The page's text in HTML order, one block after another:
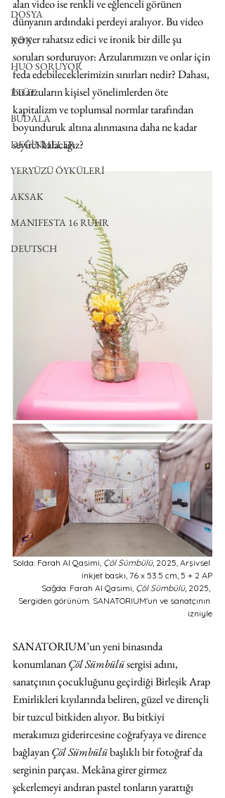
DOSYA
KÖK
HUO SORUYOR
ETÜT
BUDALA
DEĞİNMELER
YERYÜZÜ ÖYKÜLERİ
AKSAK
MANIFESTA 16 RUHR
DEUTSCH
alan video ise renkli ve eğlenceli görünen
dünyanın ardındaki perdeyi aralıyor. Bu video
yer yer rahatsız edici ve ironik bir dille şu
soruları sorduruyor: Arzularımızın ve onlar için
feda edebileceklerimizin sınırları nedir? Dahası,
bu arzuların kişisel yönelimlerden öte
kapitalizm ve toplumsal normlar tarafından
boyunduruk altına alınmasına daha ne kadar
seyirci kalacağız?
Solda: Farah Al Qasimi, Çöl Sümbülü, 2025, Arşivsel
inkjet baskı, 76 x 53.5 cm, 5 + 2 AP
Sağda: Farah Al Qasimi, Çöl Sümbülü, 2025,
Sergiden görünüm. SANATORIUM'un ve sanatçının
izniyle
SANATORIUM’un yeni binasında
konumlanan Çöl Sümbülü sergisi adını,
sanatçının çocukluğunu geçirdiği Birleşik Arap
Emirlikleri kıyılarında beliren, güzel ve dirençli
bir tuzcul bitkiden alıyor. Bu bitkiyi
merakımızı giderircesine coğrafyaya ve dirence
bağlayan Çöl Sümbülü başlıklı bir fotoğraf da
serginin parçası. Mekâna girer girmez
şekerlemeyi andıran pastel tonların yarattığı